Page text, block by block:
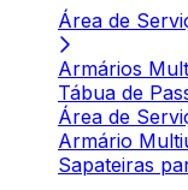
Área de
Armários
Tábua de
Área de
Armário
Sapateiras